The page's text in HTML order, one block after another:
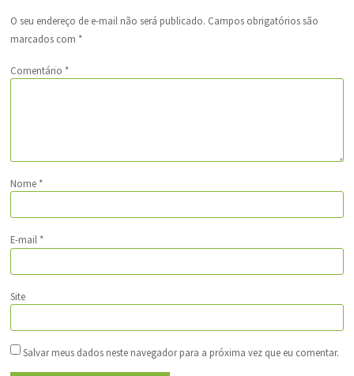
O seu endereço de e-mail não será publicado. Campos obrigatórios são
marcados com *
Comentário *
Nome *
E-mail *
Site
Salvar meus dados neste navegador para a próxima vez que eu comentar.